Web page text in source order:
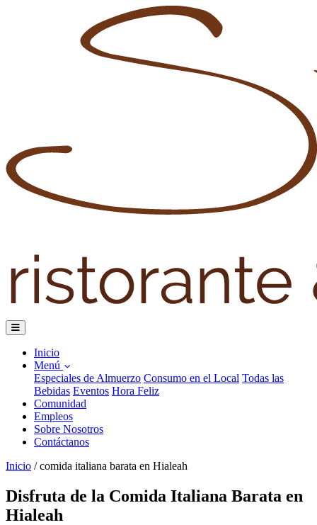
Inicio
Menú
Especiales de Almuerzo Consumo en el Local Todas las
Bebidas Eventos Hora Feliz
Comunidad
Empleos
Sobre Nosotros
Contáctanos
Inicio / comida italiana barata en Hialeah
Disfruta de la Comida Italiana Barata en
Hialeah